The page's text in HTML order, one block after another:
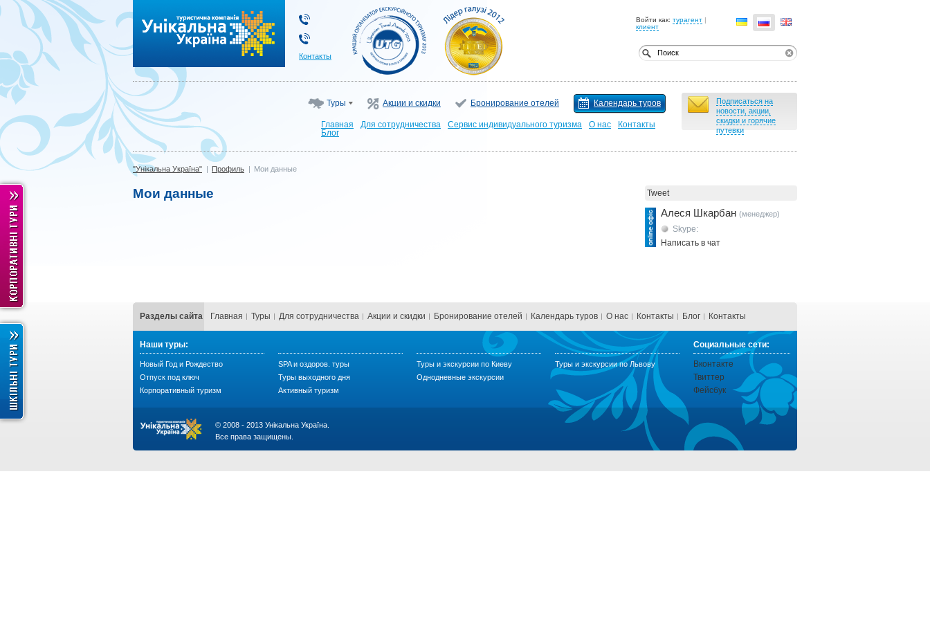
Войти как: турагент |
клиент
Контакты
Подписаться на
новости, акции,
скидки и горячие
путевки
Туры Акции и скидки Бронирование отелей Календарь туров
Главная Для сотрудничества Сервис индивидуального туризма О нас
Контакты
Блог
"Унікальна Україна" | Профиль | Мои данные
Мои данные Tweet
Алеся Шкарбан (менеджер)
Skype:
Написать в чат
Разделы сайта Главная Туры Для сотрудничества Акции и скидки Бронирование отелей Календарь туров О нас Контакты Блог Контакты
Наши туры:
Новый Год и Рождество
Отпуск под ключ
Корпоративный туризм
SPA и оздоров. туры
Туры выходного дня
Активный туризм
Туры и экскурсии по Киеву
Однодневные экскурсии
Туры и экскурсии по Львову
Социальные сети:
Вконтакте
Твиттер
Фейсбук
© 2008 - 2013 Унікальна Україна.
Все права защищены.